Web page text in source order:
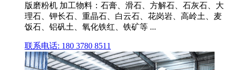
版磨粉机 加工物料：石膏、滑石、方解石、石灰石、大
理石、钾长石、重晶石、白云石、花岗岩、高岭土、麦
饭石、铝矾土、氧化铁红、铁矿等 ...
联系电话: 180 3780 8511